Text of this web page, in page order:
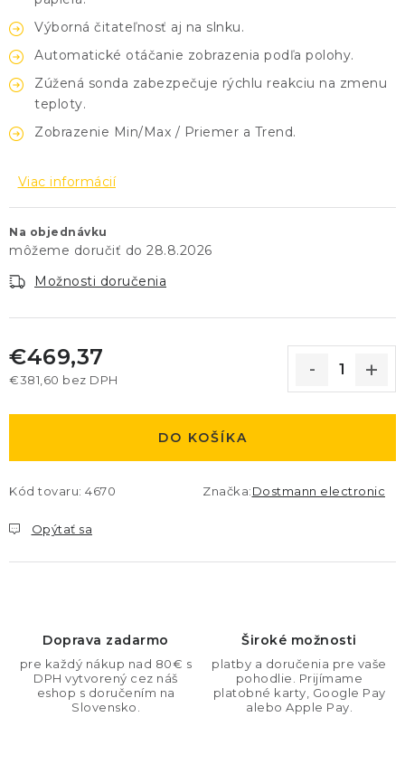
Výborná čitateľnosť aj na slnku.
Automatické otáčanie zobrazenia podľa polohy.
Zúžená sonda zabezpečuje rýchlu reakciu na zmenu
teploty.
Zobrazenie Min/Max / Priemer a Trend.
Viac informácií
Na objednávku
28.8.2026
Možnosti doručenia
€469,37
€381,60 bez DPH
DO KOŠÍKA
Kód tovaru: 4670 Značka:Dostmann electronic
Opýtať sa
Doprava zadarmo
pre každý nákup nad 80€ s
DPH vytvorený cez náš
eshop s doručením na
Slovensko.
Široké možnosti
platby a doručenia pre vaše
pohodlie. Prijímame
platobné karty, Google Pay
alebo Apple Pay.